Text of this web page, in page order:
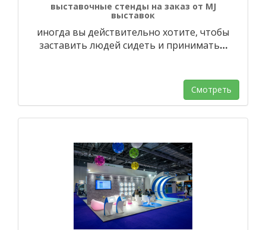
выставочные стенды на заказ от MJ
выставок
иногда вы действительно хотите, чтобы
заставить людей сидеть и принимать…
Смотреть